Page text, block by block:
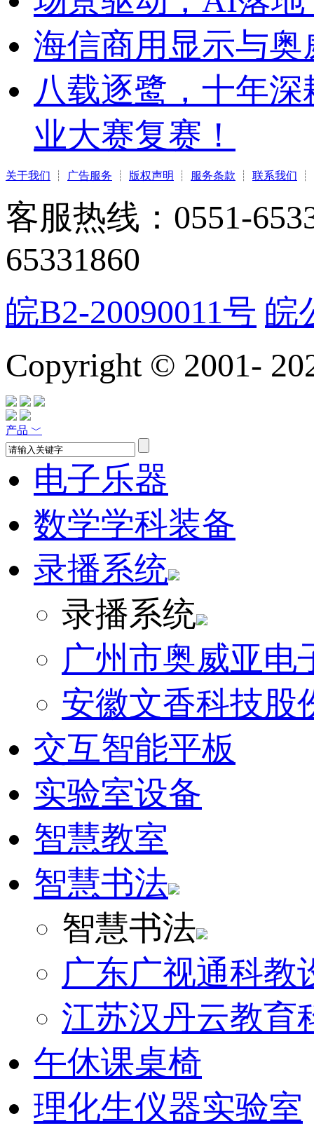
海信商用显示与
八载逐鹭，十年
业大赛复赛！
关于我们 ┊ 广告服务 ┊ 版权声明 ┊ 服务条款 ┊ 联系我们 ┊
客服热线：0551-
65331860
皖B2-20090011号 皖
Copyright © 2001-
产品 ﹀
电子乐器
数学学科装备
录播系统
录播系统
广州市奥威亚电
安徽文香科技股
交互智能平板
实验室设备
智慧教室
智慧书法
智慧书法
广东广视通科教
江苏汉丹云教育
午休课桌椅
理化生仪器实验室